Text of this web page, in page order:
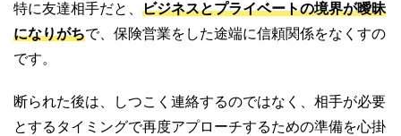
特に友達相手だと、 ビジネスとプライベートの境界が曖昧
になりがちで、保険営業をした途端に信頼関係をなくすの
です。
断られた後は、しつこく連絡するのではなく、相手が必要
とするタイミングで再度アプローチするための準備を心掛